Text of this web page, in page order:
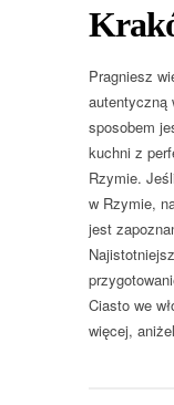
Pragniesz
autentyczną
sposobem
kuchni z
Rzymie.
w Rzymie,
jest
Ciasto we
więcej,